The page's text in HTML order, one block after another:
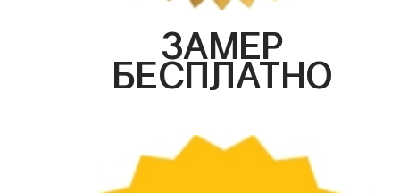
ЗАМЕР
БЕСПЛАТНО